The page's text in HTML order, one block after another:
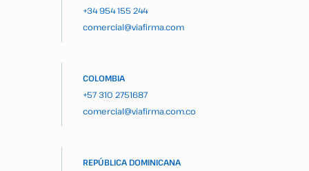
+34 954 155 244
comercial@viafirma.com
COLOMBIA
+57 310 2751687
comercial@viafirma.com.co
REPÚBLICA DOMINICANA